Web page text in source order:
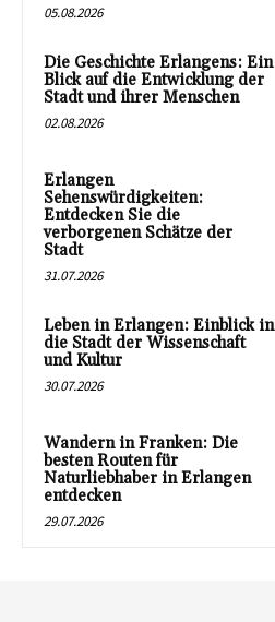
05.08.2026
Die Geschichte Erlangens: Ein
Blick auf die Entwicklung der
Stadt und ihrer Menschen
02.08.2026
Erlangen
Sehenswürdigkeiten:
Entdecken Sie die
verborgenen Schätze der
Stadt
31.07.2026
Leben in Erlangen: Einblick in
die Stadt der Wissenschaft
und Kultur
30.07.2026
Wandern in Franken: Die
besten Routen für
Naturliebhaber in Erlangen
entdecken
29.07.2026